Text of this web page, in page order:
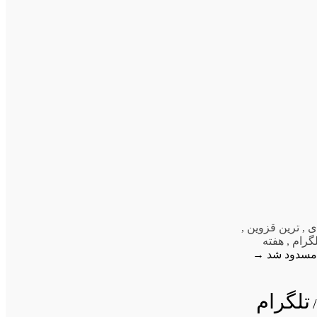
, ترین قزوین ,
, هفته
مسدود شد →
تلگرام